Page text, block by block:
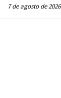
7 de agosto de 2026